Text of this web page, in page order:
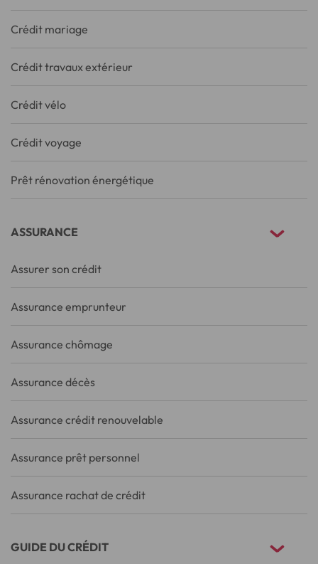
Crédit mariage
Crédit travaux extérieur
Crédit vélo
Crédit voyage
Prêt rénovation énergétique
ASSURANCE
Assurer son crédit
Assurance emprunteur
Assurance chômage
Assurance décès
Assurance crédit renouvelable
Assurance prêt personnel
Assurance rachat de crédit
GUIDE DU CRÉDIT